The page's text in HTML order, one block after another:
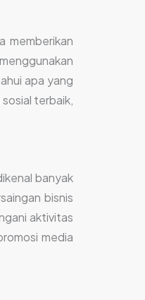
memberikan
apa yang
terbaik,
banyak
bisnis
aktivitas
media